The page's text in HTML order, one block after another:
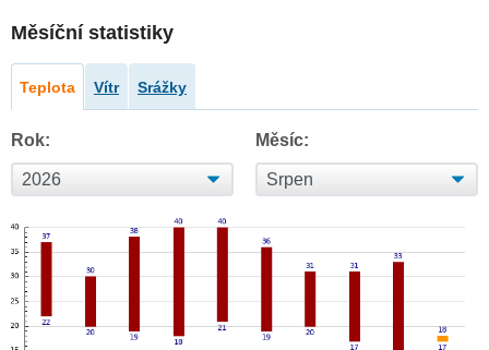
Měsíční statistiky
Teplota Vítr Srážky
Rok: Měsíc: